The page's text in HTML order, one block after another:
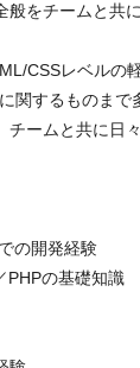
般をチームと共
CSSレベルの
関するものまで
チームと共に日
の開発経験
PHPの基礎知識